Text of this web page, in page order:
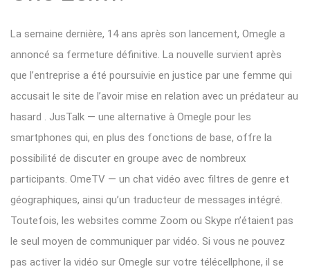
La semaine dernière, 14 ans après son lancement, Omegle a
annoncé sa fermeture définitive. La nouvelle survient après
que l’entreprise a été poursuivie en justice par une femme qui
accusait le site de l’avoir mise en relation avec un prédateur au
hasard . JusTalk — une alternative à Omegle pour les
smartphones qui, en plus des fonctions de base, offre la
possibilité de discuter en groupe avec de nombreux
participants. OmeTV — un chat vidéo avec filtres de genre et
géographiques, ainsi qu’un traducteur de messages intégré.
Toutefois, les websites comme Zoom ou Skype n’étaient pas
le seul moyen de communiquer par vidéo. Si vous ne pouvez
pas activer la vidéo sur Omegle sur votre télécellphone, il se